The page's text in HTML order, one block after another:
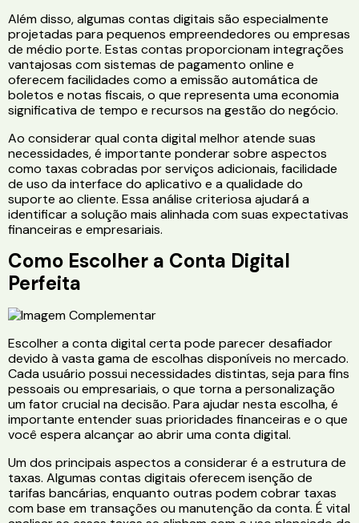
Além disso, algumas contas digitais são especialmente
projetadas para pequenos empreendedores ou empresas
de médio porte. Estas contas proporcionam integrações
vantajosas com sistemas de pagamento online e
oferecem facilidades como a emissão automática de
boletos e notas fiscais, o que representa uma economia
significativa de tempo e recursos na gestão do negócio.
Ao considerar qual conta digital melhor atende suas
necessidades, é importante ponderar sobre aspectos
como taxas cobradas por serviços adicionais, facilidade
de uso da interface do aplicativo e a qualidade do
suporte ao cliente. Essa análise criteriosa ajudará a
identificar a solução mais alinhada com suas expectativas
financeiras e empresariais.
Como Escolher a Conta Digital
Perfeita
Escolher a conta digital certa pode parecer desafiador
devido à vasta gama de escolhas disponíveis no mercado.
Cada usuário possui necessidades distintas, seja para fins
pessoais ou empresariais, o que torna a personalização
um fator crucial na decisão. Para ajudar nesta escolha, é
importante entender suas prioridades financeiras e o que
você espera alcançar ao abrir uma conta digital.
Um dos principais aspectos a considerar é a estrutura de
taxas. Algumas contas digitais oferecem isenção de
tarifas bancárias, enquanto outras podem cobrar taxas
com base em transações ou manutenção da conta. É vital